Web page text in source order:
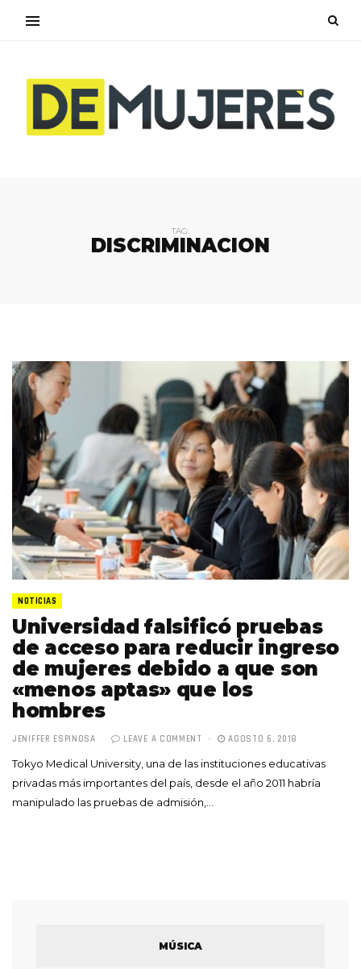
TAG:
DISCRIMINACION
NOTICIAS
Universidad falsificó pruebas
de acceso para reducir ingreso
de mujeres debido a que son
«menos aptas» que los
hombres
JENIFFER ESPINOSA LEAVE A COMMENT AGOSTO 6, 2018
Tokyo Medical University, una de las instituciones educativas
privadas más importantes del país, desde el año 2011 habría
manipulado las pruebas de admisión,…
MÚSICA